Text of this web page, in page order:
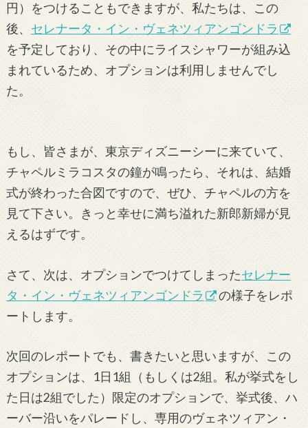
円）をつけることもできますが、私たちは、この
後、 セレナータ・イン・ヴェネツィアンゴンドラ
を予定しており、その中にライスシャワーが組み込
まれているため、オプションは利用しませんでし
た。
もし、皆さまが、東京ディズニーシーに来ていて、
チャペルミラコスタの鐘が鳴ったら、それは、結婚
式が終わった合図ですので、ぜひ、チャペルの方を
見て下さい。きっと幸せに満ち溢れた新郎新婦が見
えるはずです。
さて、次は、オプションでつけてしまったセレナー
タ・イン・ヴェネツィアンゴンドラ
の様子をレポ
ートします。
次回のレポートでも、書きたいと思いますが、この
オプションは、1日1組（もしくは2組。私が挙式をし
た日は2組でした）限定のオプションで、挙式後、ハ
ーバー沿いをパレードし、専用のヴェネツィアン・